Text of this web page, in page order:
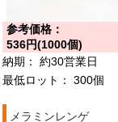
参考価格：
536円(1000個)
納期：
約30営業日
最低ロット：
300個
メラミンレンゲ